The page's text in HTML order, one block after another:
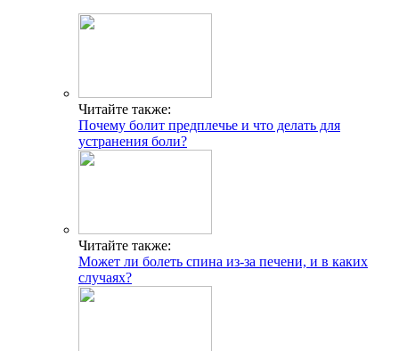
Читайте также:
Почему болит предплечье и что делать для
устранения боли?
Читайте также:
Может ли болеть спина из-за печени, и в каких
случаях?